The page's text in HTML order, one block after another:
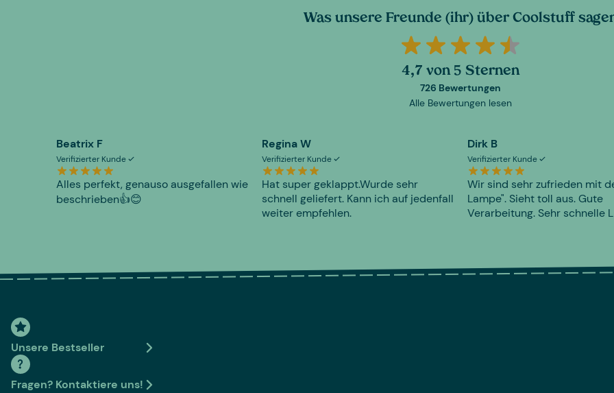
Was unsere Freunde (ihr) über Coolstuff
4,7 von 5 Sternen
726 Bewertungen
Alle Bewertungen lesen
Beatrix F
Verifizierter Kunde
Alles perfekt, genauso ausgefallen wie
beschrieben👍😊
Regina W
Verifizierter Kunde
Hat super geklappt.Wurde sehr
schnell geliefert. Kann ich auf jedenfall
weiter empfehlen.
Dirk B
Verifizierter Kunde
Wir sind sehr zufrieden mit
Lampe". Sieht toll aus. Gute
Verarbeitung. Sehr schnelle
Unsere Bestseller
Fragen? Kontaktiere uns!